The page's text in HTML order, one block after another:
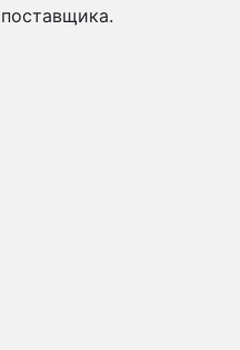
поставщика.